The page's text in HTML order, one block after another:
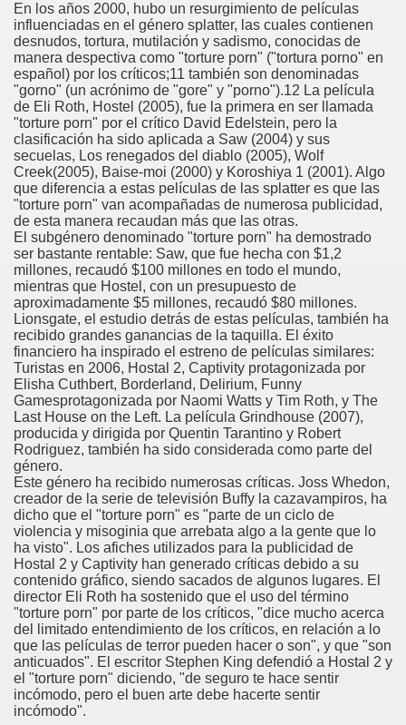
En los años 2000, hubo un resurgimiento de películas
influenciadas en el género splatter, las cuales contienen
desnudos, tortura, mutilación y sadismo, conocidas de
manera despectiva como "torture porn" ("tortura porno" en
español) por los críticos;11 también son denominadas
"gorno" (un acrónimo de "gore" y "porno").12 La película
de Eli Roth, Hostel (2005), fue la primera en ser llamada
"torture porn" por el crítico David Edelstein, pero la
clasificación ha sido aplicada a Saw (2004) y sus
secuelas, Los renegados del diablo (2005), Wolf
Creek(2005), Baise-moi (2000) y Koroshiya 1 (2001). Algo
que diferencia a estas películas de las splatter es que las
"torture porn" van acompañadas de numerosa publicidad,
de esta manera recaudan más que las otras.
El subgénero denominado "torture porn" ha demostrado
ser bastante rentable: Saw, que fue hecha con $1,2
millones, recaudó $100 millones en todo el mundo,
mientras que Hostel, con un presupuesto de
aproximadamente $5 millones, recaudó $80 millones.
Lionsgate, el estudio detrás de estas películas, también ha
recibido grandes ganancias de la taquilla. El éxito
financiero ha inspirado el estreno de películas similares:
Turistas en 2006, Hostal 2, Captivity protagonizada por
Elisha Cuthbert, Borderland, Delirium, Funny
Gamesprotagonizada por Naomi Watts y Tim Roth, y The
Last House on the Left. La película Grindhouse (2007),
producida y dirigida por Quentin Tarantino y Robert
Rodriguez, también ha sido considerada como parte del
género.
Este género ha recibido numerosas críticas. Joss Whedon,
creador de la serie de televisión Buffy la cazavampiros, ha
dicho que el "torture porn" es "parte de un ciclo de
violencia y misoginia que arrebata algo a la gente que lo
ha visto". Los afiches utilizados para la publicidad de
Hostal 2 y Captivity han generado críticas debido a su
contenido gráfico, siendo sacados de algunos lugares. El
director Eli Roth ha sostenido que el uso del término
"torture porn" por parte de los críticos, "dice mucho acerca
del limitado entendimiento de los críticos, en relación a lo
que las películas de terror pueden hacer o son", y que "son
anticuados". El escritor Stephen King defendió a Hostal 2 y
el "torture porn" diciendo, "de seguro te hace sentir
incómodo, pero el buen arte debe hacerte sentir
incómodo".